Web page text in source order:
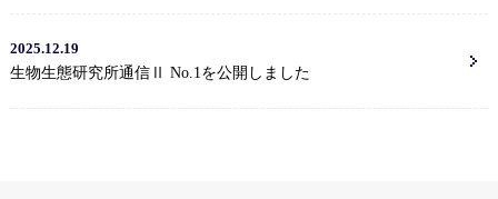
2025.12.19
生物生態研究所通信Ⅱ No.1を公開しました